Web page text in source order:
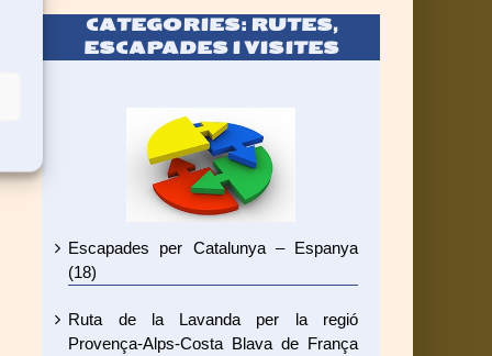
CATEGORIES: RUTES,
ESCAPADES I VISITES
Escapades per Catalunya – Espanya
(18)
Ruta de la Lavanda per la regió
Provença-Alps-Costa Blava de França